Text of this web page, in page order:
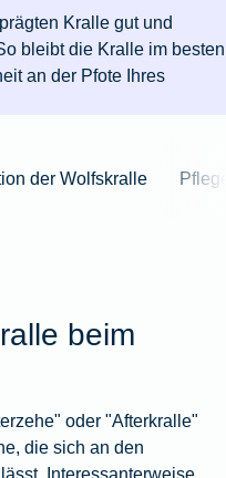
Kralle gut und
bleibt die Kralle im besten
an der Pfote Ihres
der Wolfskralle
beim
oder "Afterkralle"
die sich an den
Interessanterweise